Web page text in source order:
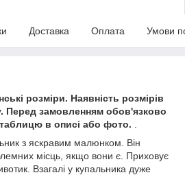
Доставка Оплата Умови
розміри. Наявність розмірів
Перед замовленням обов'язково
в описі або фото.
з яскравим малюнком. Він
місць, якщо вони є. Приховує
Взагалі у купальника дуже